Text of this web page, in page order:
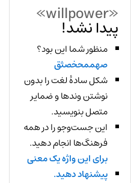
«willpower»
پیدا نشد!
منظور شما این بود؟
صهممحخصثق
شکل سادهٔ لغت را بدون
نوشتن وندها و ضمایر
متصل بنویسید.
این جست‌وجو را در همه
فرهنگ‌ها انجام دهید.
برای این واژه یک معنی
پیشنهاد دهید.